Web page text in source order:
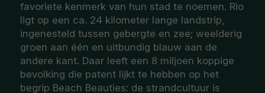
favoriete kenmerk van hun stad te noemen. Rio
ligt op een ca. 24 kilometer lange landstrip,
ingenesteld tussen gebergte en zee; weelderig
groen aan één en uitbundig blauw aan de
andere kant. Daar leeft een 8 miljoen koppige
bevolking die patent lijkt te hebben op het
begrip Beach Beauties: de strandcultuur is